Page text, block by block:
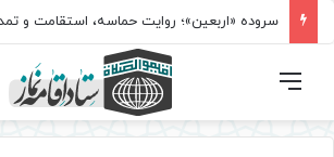
فهرست